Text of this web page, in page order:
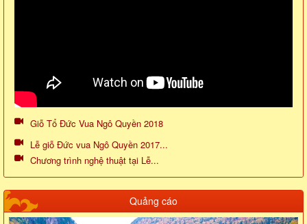
Giỗ Tổ Đức Vua Ngô Quyền 2018
Lễ giỗ Đức vua Ngô Quyền 2017...
Chương trình nghệ thuật tại Lễ...
Quảng cáo